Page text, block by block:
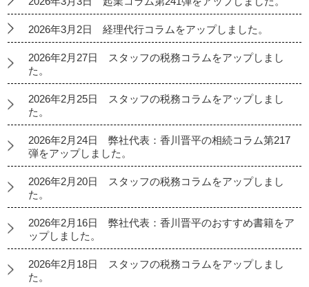
2026年3月2日 経理代行コラムをアップしました。
2026年2月27日 スタッフの税務コラムをアップしまし
た。
2026年2月25日 スタッフの税務コラムをアップしまし
た。
2026年2月24日 弊社代表：香川晋平の相続コラム第217
弾をアップしました。
2026年2月20日 スタッフの税務コラムをアップしまし
た。
2026年2月16日 弊社代表：香川晋平のおすすめ書籍をア
ップしました。
2026年2月18日 スタッフの税務コラムをアップしまし
た。